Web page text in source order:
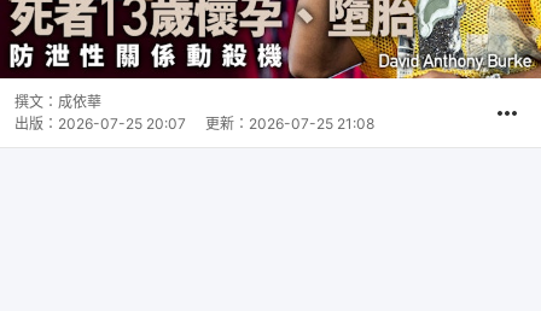
撰文： 成依華
出版： 2026-07-25 20:07 更新： 2026-07-25 21:08